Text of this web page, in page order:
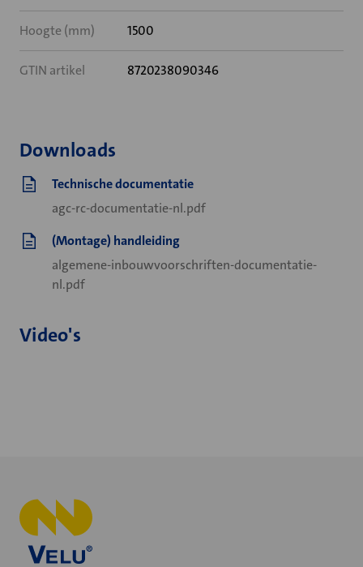
Hoogte (mm) 1500
GTIN artikel 8720238090346
Downloads
Technische documentatie
agc-rc-documentatie-nl.pdf
(Montage) handleiding
algemene-inbouwvoorschriften-documentatie-
nl.pdf
Video's